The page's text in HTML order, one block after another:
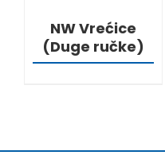
NW Vrećice
(Duge ručke)